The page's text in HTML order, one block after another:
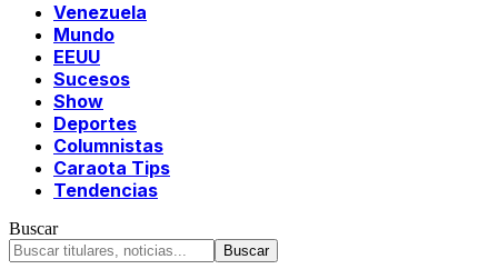
Venezuela
Mundo
EEUU
Sucesos
Show
Deportes
Columnistas
Caraota Tips
Tendencias
Buscar